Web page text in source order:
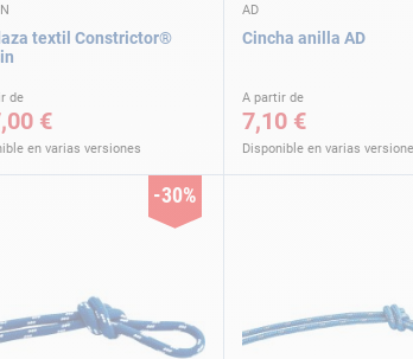
textil Constrictor®
de
€
en varias versiones
AD
Cincha anilla AD
A partir de
7,10 €
Disponible en varias
-30%